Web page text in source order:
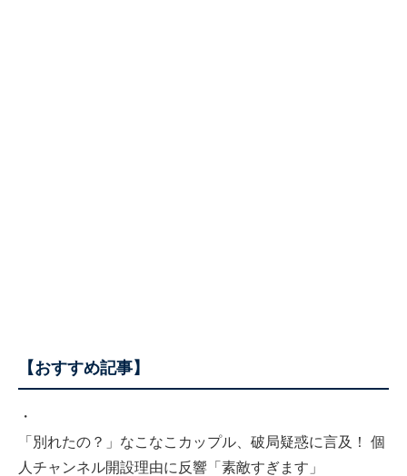
【おすすめ記事】
・
「別れたの？」なこなこカップル、破局疑惑に言及！ 個
人チャンネル開設理由に反響「素敵すぎます」